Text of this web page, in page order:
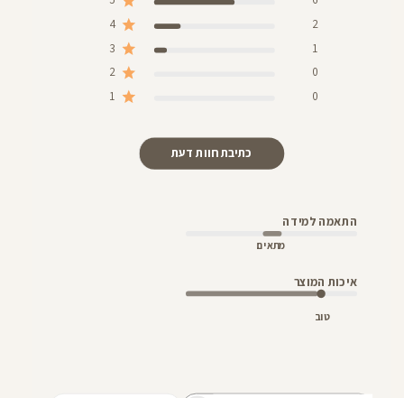
4
2
3
1
2 0
1 0
כתיבת חוות דעת
התאמה למידה
מתאים
איכות המוצר
טוב